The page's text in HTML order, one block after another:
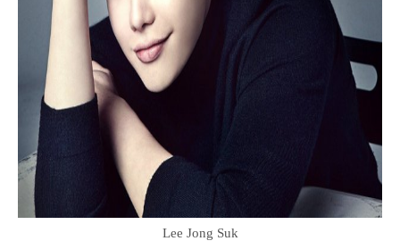
Lee Jong Suk